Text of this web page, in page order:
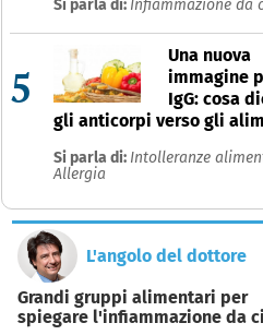
Si parla di: Infiammazione da
5
Una nuova
immagine
IgG: cosa
gli anticorpi verso gli
Si parla di: Intolleranze
Allergia
L'angolo del dottore
Grandi gruppi alimentari per
spiegare l'infiammazione da